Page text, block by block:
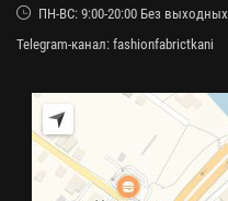
ПН-ВС: 9:00-20:00 Без выходных
Telegram-канал: fashionfabrictkani